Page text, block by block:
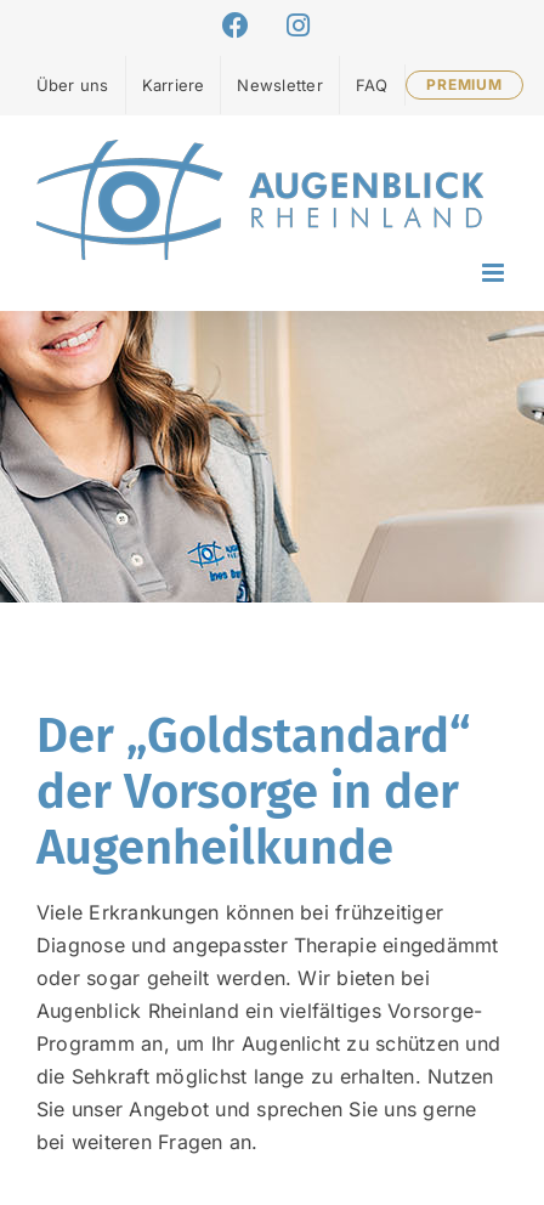
springen
FacebookInstagram
Über uns Karriere Newsletter FAQ PREMIUM
Der „Goldstandard“
der Vorsorge in der
Augenheilkunde
Viele Erkrankungen können bei frühzeitiger
Diagnose und angepasster Therapie eingedämmt
oder sogar geheilt werden. Wir bieten bei
Augenblick Rheinland ein vielfältiges Vorsorge-
Programm an, um Ihr Augenlicht zu schützen und
die Sehkraft möglichst lange zu erhalten. Nutzen
Sie unser Angebot und sprechen Sie uns gerne
bei weiteren Fragen an.